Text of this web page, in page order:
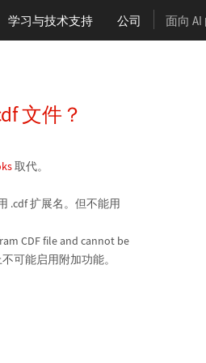
学习与技术支持 公司 面向 AI
文件？
取代。
.cdf 扩展名。但不能用
CDF file and cannot be
可能启用附加功能。